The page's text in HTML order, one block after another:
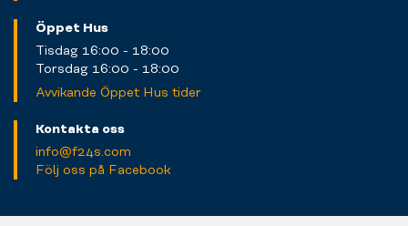
Öppet Hus
Tisdag 16:00 - 18:00
Torsdag 16:00 - 18:00
Avvikande Öppet Hus tider
Kontakta oss
info@f24s.com
Följ oss på Facebook